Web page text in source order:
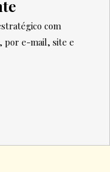
com
por e-mail, site e